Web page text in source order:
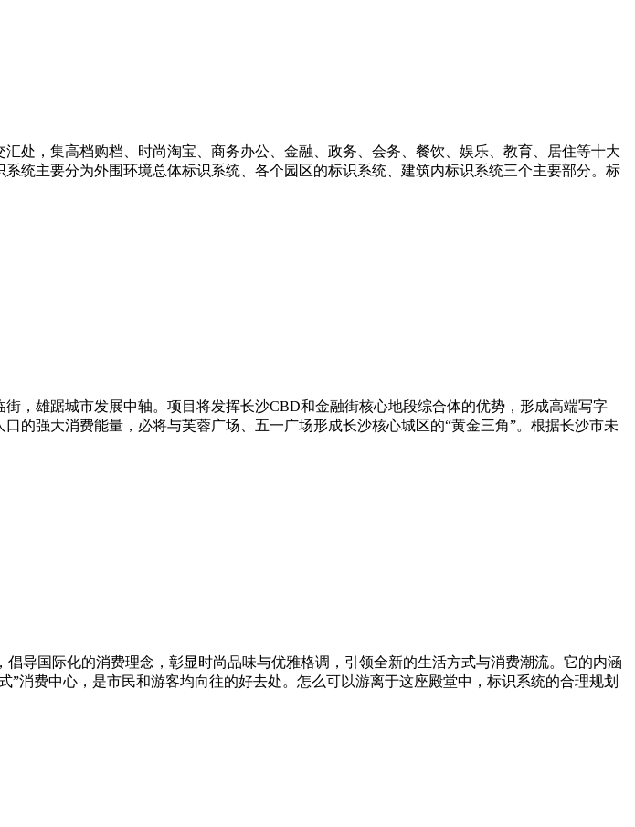
处，集高档购档、时尚淘宝、商务办公、金融、政务、会务、餐饮、娱乐、教育、居住等十大
主要分为外围环境总体标识系统、各个园区的标识系统、建筑内标识系统三个主要部分。标
，雄踞城市发展中轴。项目将发挥长沙CBD和金融街核心地段综合体的优势，形成高端写字
的强大消费能量，必将与芙蓉广场、五一广场形成长沙核心城区的“黄金三角”。根据长沙市未
导国际化的消费理念，彰显时尚品味与优雅格调，引领全新的生活方式与消费潮流。它的内涵
消费中心，是市民和游客均向往的好去处。怎么可以游离于这座殿堂中，标识系统的合理规划